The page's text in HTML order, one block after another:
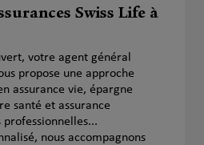
Swiss Life à
votre agent général
propose une approche
assurance vie, épargne
santé et assurance
professionnelles...
nous accompagnons